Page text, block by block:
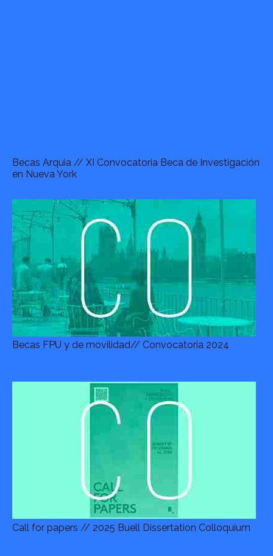
Becas Arquia // XI Convocatoria Beca de Investigación
en Nueva York
Becas FPU y de movilidad// Convocatoria 2024
Call for papers // 2025 Buell Dissertation Colloquium